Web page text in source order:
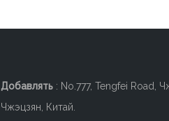
Добавлять : No.777, Tengfei Road,
Чжэцзян, Китай.